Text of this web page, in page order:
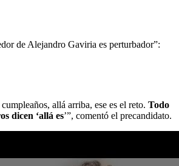
de Alejandro Gaviria es perturbador”:
allá arriba, ese es el reto. Todo
dicen ‘allá es’”, comentó el precandidato.